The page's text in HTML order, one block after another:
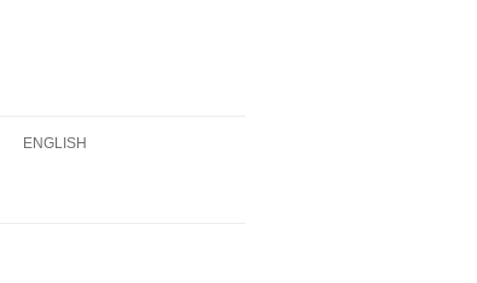
ENGLISH